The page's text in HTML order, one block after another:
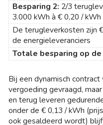
Besparing 2: 2/3
3.000 kWh à € 0,20 / kWh
De terugleverkosten zijn
de energieleveranciers
Totale besparing op
Bij een dynamisch
vergoeding gevraagd,
en terug leveren
onder de € 0,13 / kWh
ook gesaldeerd wordt)